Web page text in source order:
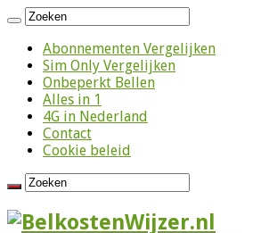
Abonnementen Vergelijken
Sim Only Vergelijken
Onbeperkt Bellen
Alles in 1
4G in Nederland
Contact
Cookie beleid